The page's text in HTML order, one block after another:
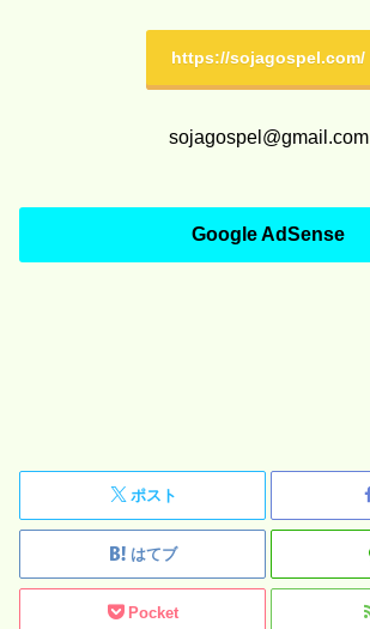
https://sojagospel.com/
sojagospel@gmail.com
Google AdSense
ポスト
はてブ
Pocket